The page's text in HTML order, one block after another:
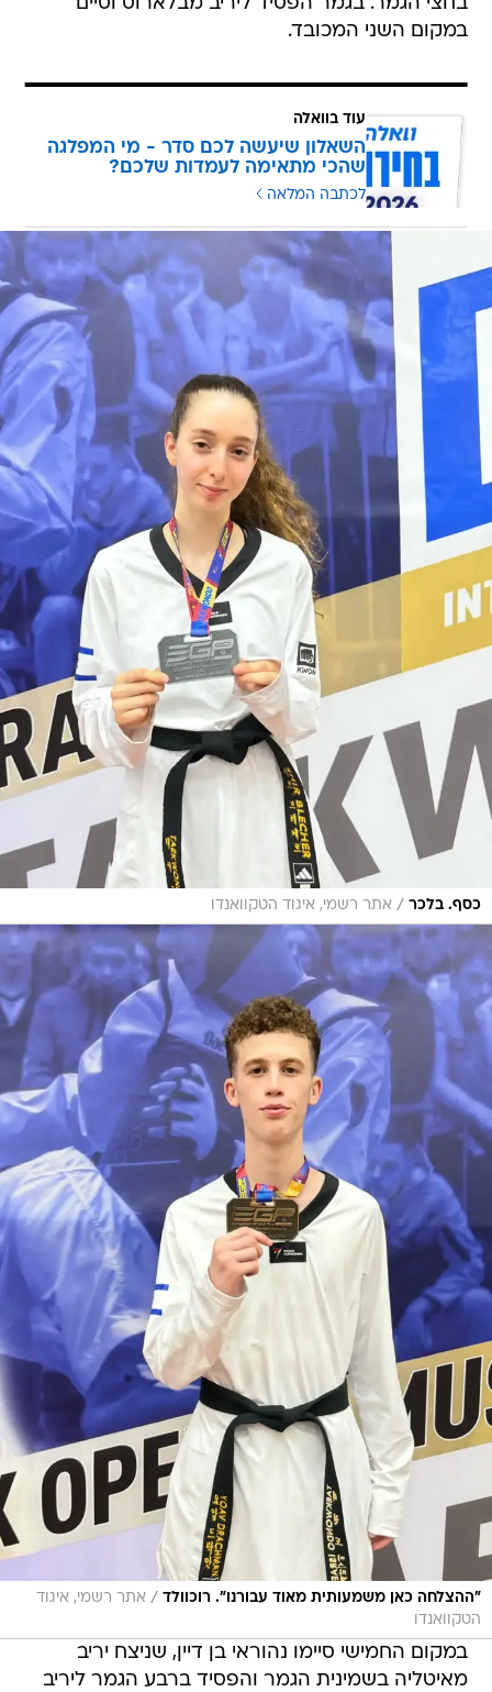
בחצי הגמר. בגמר הפסיד ליריב מבלארוס וסיים
במקום השני המכובד.
עוד בוואלה
השאלון שיעשה לכם סדר - מי המפלגה
שהכי מתאימה לעמדות שלכם?
לכתבה המלאה
כסף. בלכר / אתר רשמי, איגוד הטקוואנדו
"ההצלחה כאן משמעותית מאוד עבורנו". רוכוולד / אתר רשמי, איגוד
הטקוואנדו
במקום החמישי סיימו נהוראי בן דיין, שניצח יריב
מאיטליה בשמינית הגמר והפסיד ברבע הגמר ליריב